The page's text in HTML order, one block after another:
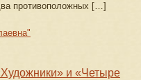
противоположных […]
и «Четыре